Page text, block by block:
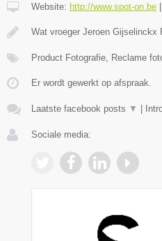
Website: http://www.spot-on.be |
Wat vroeger Jeroen Gijselinckx
Product Fotografie, Reclame
Er wordt gewerkt op afspraak.
Laatste facebook posts ▼ |
Sociale media: